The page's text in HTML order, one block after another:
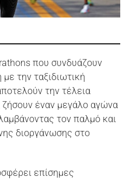
που συνδυάζουν
την ταξιδιωτική
την τέλεια
ζήσουν έναν μεγάλο αγώνα
τον παλμό και
διοργάνωσης στο
επίσημες